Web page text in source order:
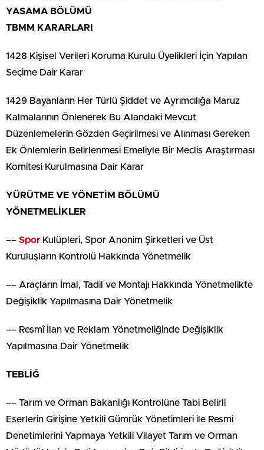
YASAMA BÖLÜMÜ
TBMM KARARLARI
1428 Kişisel Verileri Koruma Kurulu Üyelikleri İçin Yapılan
Seçime Dair Karar
1429 Bayanların Her Türlü Şiddet ve Ayrımcılığa Maruz
Kalmalarının Önlenerek Bu Alandaki Mevcut
Düzenlemelerin Gözden Geçirilmesi ve Alınması Gereken
Ek Önlemlerin Belirlenmesi Emeliyle Bir Meclis Araştırması
Komitesi Kurulmasına Dair Karar
YÜRÜTME VE YÖNETİM BÖLÜMÜ
YÖNETMELİKLER
–– Spor Kulüpleri, Spor Anonim Şirketleri ve Üst
Kuruluşların Kontrolü Hakkında Yönetmelik
–– Araçların İmal, Tadil ve Montajı Hakkında Yönetmelikte
Değişiklik Yapılmasına Dair Yönetmelik
–– Resmî İlan ve Reklam Yönetmeliğinde Değişiklik
Yapılmasına Dair Yönetmelik
TEBLİĞ
–– Tarım ve Orman Bakanlığı Kontrolüne Tabi Belirli
Eserlerin Girişine Yetkili Gümrük Yönetimleri ile Resmi
Denetimlerini Yapmaya Yetkili Vilayet Tarım ve Orman